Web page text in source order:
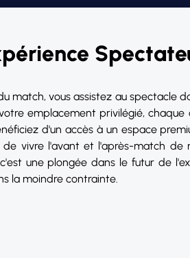
match, vous assistez au spectacle
emplacement privilégié,
d'un accès à un espace
vivre l'avant et l'après-match de
une plongée dans le futur de
la moindre contrainte.